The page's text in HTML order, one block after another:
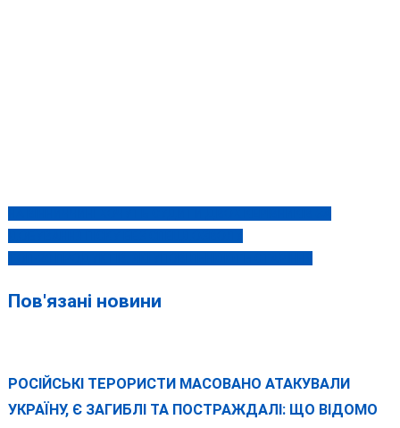
Навігація
записів
Пов'язані новини
РОСІЙСЬКІ ТЕРОРИСТИ МАСОВАНО АТАКУВАЛИ
УКРАЇНУ, Є ЗАГИБЛІ ТА ПОСТРАЖДАЛІ: ЩО ВІДОМО